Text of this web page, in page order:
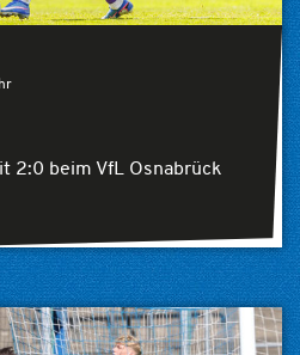
2:0 beim VfL Osnabrück